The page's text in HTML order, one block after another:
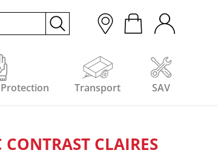
Transport SAV
CLAIRES